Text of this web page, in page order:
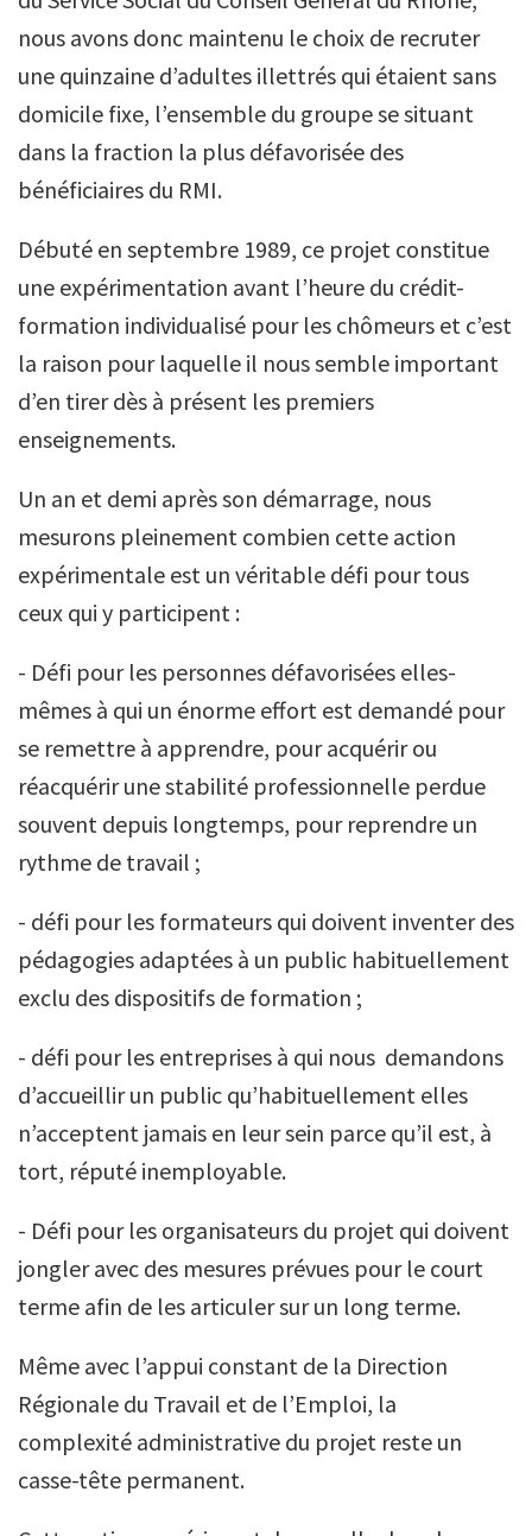
nous avons donc maintenu le choix de recruter
une quinzaine d’adultes illettrés qui étaient sans
domicile fixe, l’ensemble du groupe se situant
dans la fraction la plus défavorisée des
bénéficiaires du RMI.
Débuté en septembre 1989, ce projet constitue
une expérimentation avant l’heure du crédit-
formation individualisé pour les chômeurs et c’est
la raison pour laquelle il nous semble important
d’en tirer dès à présent les premiers
enseignements.
Un an et demi après son démarrage, nous
mesurons pleinement combien cette action
expérimentale est un véritable défi pour tous
ceux qui y participent :
- Défi pour les personnes défavorisées elles-
mêmes à qui un énorme effort est demandé pour
se remettre à apprendre, pour acquérir ou
réacquérir une stabilité professionnelle perdue
souvent depuis longtemps, pour reprendre un
rythme de travail ;
- défi pour les formateurs qui doivent inventer des
pédagogies adaptées à un public habituellement
exclu des dispositifs de formation ;
- défi pour les entreprises à qui nous demandons
d’accueillir un public qu’habituellement elles
n’acceptent jamais en leur sein parce qu’il est, à
tort, réputé inemployable.
- Défi pour les organisateurs du projet qui doivent
jongler avec des mesures prévues pour le court
terme afin de les articuler sur un long terme.
Même avec l’appui constant de la Direction
Régionale du Travail et de l’Emploi, la
complexité administrative du projet reste un
casse-tête permanent.